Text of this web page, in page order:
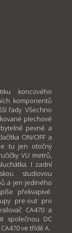
koncového
komponentů
řady. Všechno
plechové
pevné a
ON/OFF a
tu jen otočný
VU metrů,
I zadní
studiovou
a jen jediného
překvapivé.
pre-out pro
CA470 a
společnou DC
ve třídě A.